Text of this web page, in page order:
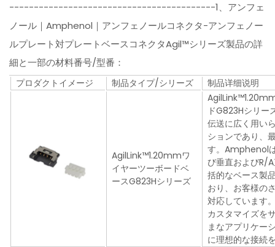
------------------------------------------1、アンフェ
ノール｜Amphenol｜アンフェノールコネクタ-アンフェノー
ルプレート対プレートベースコネクタAgil™シリーズ製品の詳
細と一部の材料番号/型番：
プロダクトイメージ 制品タイプ/シリーズ 制品详细说明
AgilLink™1.20mmワ
イヤーツーボードベ
ースG823Hシリーズ
ドG823Hシリー
伝送に広く用い
ションであり、
す。Amphenol
び垂直およびR/
括的なベース製
おり、お客様の
対応しています
カスタマイズを
まなアプリケー
に理想的な接続